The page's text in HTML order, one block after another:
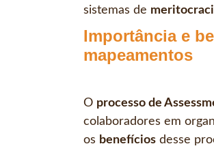
sistemas de
Importância e
mapeamentos
O processo de
colaboradores em
os benefícios desse